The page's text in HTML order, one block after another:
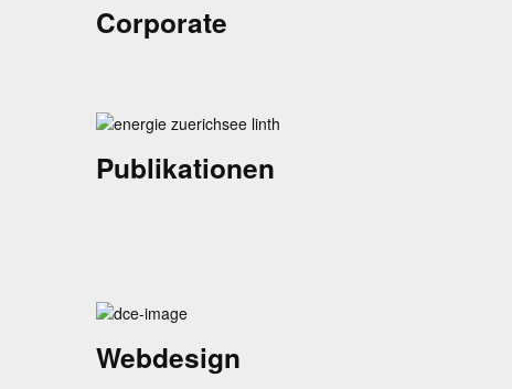
Corporate
Publikationen
Webdesign